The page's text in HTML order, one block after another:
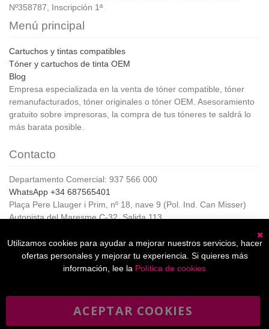
Nº358787, Inscripción 1ª
Menú principal
Cartuchos y tintas compatibles
Tóner y cartuchos de tinta OEM
Blog
Empresa especializada en la venta de tóner compatible, tóner
remanufacturados, tóner originales o tóner OEM. Asesoramiento
gratuito sobre impresoras, la compra de tus tóneres te saldrá lo
más barata posible.
Contacto
Departamento Comercial: 937 566 000
WhatsApp +34 687565401
Plaça Pere Llauger i Prim, nº 18, nave 9 (Pol. Ind. Can Misser)
Autopista del Maresme C-32, Salida 113
Horario de Atención al cliente:
De lunes a jueves de 8:00 a 17:00,
Viernes de 8:00 a 15:00
Utilizamos cookies para ayudar a mejorar nuestros servicios, hacer
ofertas personales y mejorar tu experiencia. Si quieres más
información, lee la Política de cookies
ACEPTAR COOKIES